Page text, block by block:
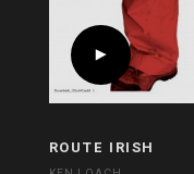
ROUTE IRISH